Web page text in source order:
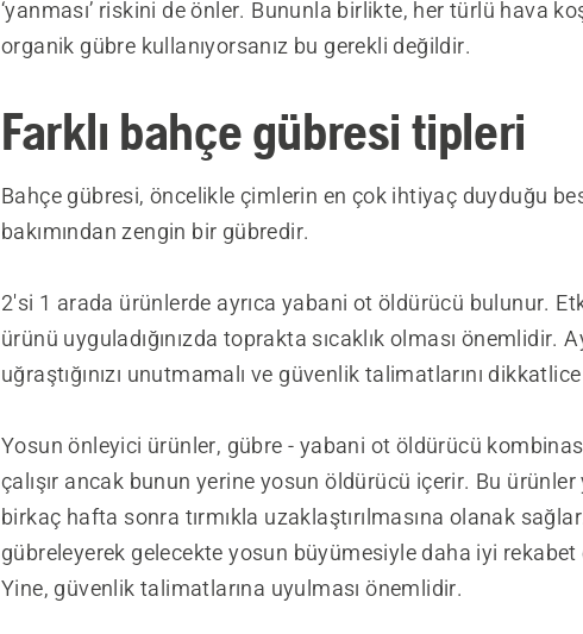
‘yanması’ riskini de önler. Bununla birlikte, her türlü hava
organik gübre kullanıyorsanız bu gerekli değildir.
Farklı bahçe gübresi tipleri
Bahçe gübresi, öncelikle çimlerin en çok ihtiyaç duyduğu
bakımından zengin bir gübredir.
2'si 1 arada ürünlerde ayrıca yabani ot öldürücü bulunur.
ürünü uyguladığınızda toprakta sıcaklık olması önemlidir.
uğraştığınızı unutmamalı ve güvenlik talimatlarını dikkatlice
Yosun önleyici ürünler, gübre - yabani ot öldürücü
çalışır ancak bunun yerine yosun öldürücü içerir. Bu
birkaç hafta sonra tırmıkla uzaklaştırılmasına olanak
gübreleyerek gelecekte yosun büyümesiyle daha iyi
Yine, güvenlik talimatlarına uyulması önemlidir.